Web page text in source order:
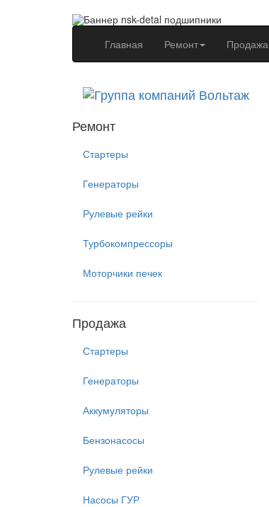
Главная (current)Ремонт Продажа
Ремонт
Стартеры
Генераторы
Рулевые рейки
Турбокомпрессоры
Моторчики печек
Продажа
Стартеры
Генераторы
Аккумуляторы
Бензонасосы
Рулевые рейки
Насосы ГУР